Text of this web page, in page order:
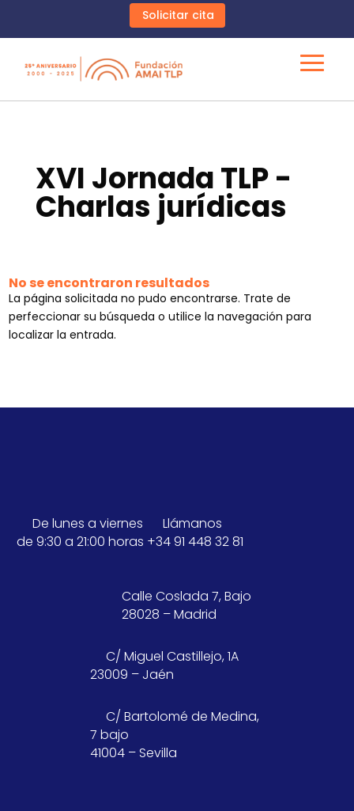
Solicitar cita
XVI Jornada TLP -
Charlas jurídicas
No se encontraron resultados
La página solicitada no pudo encontrarse. Trate de
perfeccionar su búsqueda o utilice la navegación para
localizar la entrada.
De lunes a viernes
de 9:30 a 21:00 horas
Llámanos
+34 91 448 32 81
Calle Coslada 7, Bajo
28028 – Madrid
C/ Miguel Castillejo, 1A
23009 – Jaén
C/ Bartolomé de Medina,
7 bajo
41004 – Sevilla